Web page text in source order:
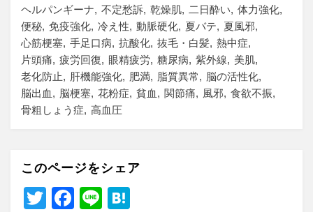
ヘルパンギーナ
不定愁訴 乾燥肌 二日酔い
体力強化
便秘 免疫強化 冷え性 動脈硬化 夏バテ
夏風邪
心筋梗塞 手足口病 抗酸化 抜毛・白髪 熱中症
片頭痛
疲労回復 眼精疲労 糖尿病 紫外線
美肌
老化防止
肝機能強化 肥満 脂質異常
脳の活性化
脳出血
脳梗塞 花粉症 貧血 関節痛 風邪 食欲不振
骨粗しょう症
高血圧
このページをシェア
T
F
Li